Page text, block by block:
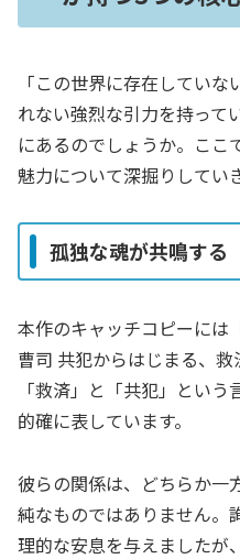
「この世界に存在してい
れない強烈な引力を持って
にあるのでしょうか。ここ
魅力について深掘りしてい
孤独な魂が共鳴する
本作のキャッチコピーに
曹司 共犯からはじまる、
「救済」と「共犯」とい
的確に表しています。
彼らの関係は、どちらか一
純なものではありません。
理的な安息を与えましたが